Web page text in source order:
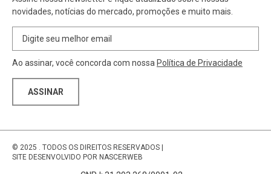
novidades, notícias do mercado, promoções e muito mais.
Ao assinar, você concorda com nossa Política de Privacidade
© 2025 . TODOS OS DIREITOS RESERVADOS
SITE DESENVOLVIDO POR NASCERWEB